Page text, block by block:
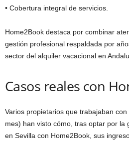
• Cobertura integral de servicios.
Home2Book destaca por combinar
gestión profesional respaldada por
sector del alquiler vacacional en
Casos reales con
Varios propietarios que trabajaban
mes) han visto cómo, tras optar por la
en Sevilla con Home2Book, sus